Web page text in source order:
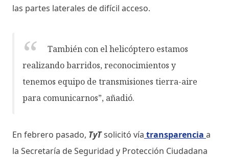
las partes laterales de difícil acceso.
También con el helicóptero estamos
realizando barridos, reconocimientos y
tenemos equipo de transmisiones tierra-aire
para comunicarnos”, añadió.
En febrero pasado, TyTsolicitó vía transparencia a
la Secretaría de Seguridad y Protección Ciudadana